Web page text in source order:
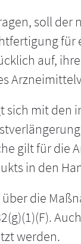
soll
auf,
sich mit
gilt für die
in den
die
werden.